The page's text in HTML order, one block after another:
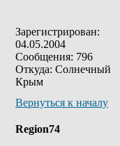
Зарегистрирован:
04.05.2004
Сообщения: 796
Откуда: Солнечный
Крым
Вернуться к началу
Region74